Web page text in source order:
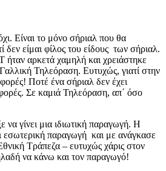
Είναι το μόνο σήριαλ που θα
δεν είμαι φίλος του είδους των σήριαλ.
αρκετά χαμηλή και χρειάστηκε
Τηλεόραση. Ευτυχώς, γιατί στην
Ποτέ ένα σήριαλ δεν έχει
Σε καμιά Τηλεόραση, απ΄ όσο
γίνει μια ιδιωτική παραγωγή. Η
παραγωγή και με ανάγκασε
Τράπεζα – ευτυχώς χάρις στον
να κάνω και τον παραγωγό!